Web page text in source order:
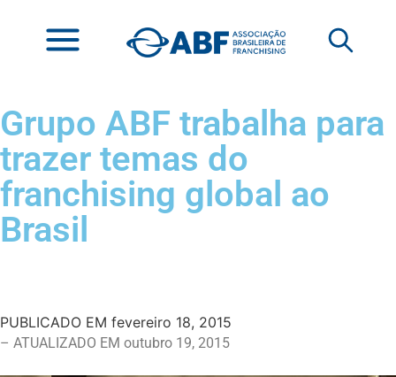
Grupo ABF trabalha para
trazer temas do
franchising global ao
Brasil
PUBLICADO EM fevereiro 18, 2015
– ATUALIZADO EM outubro 19, 2015